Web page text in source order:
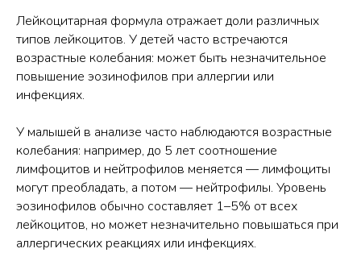
Лейкоцитарная формула отражает доли различных
типов лейкоцитов. У детей часто встречаются
возрастные колебания: может быть незначительное
повышение эозинофилов при аллергии или
инфекциях.
У малышей в анализе часто наблюдаются возрастные
колебания: например, до 5 лет соотношение
лимфоцитов и нейтрофилов меняется — лимфоциты
могут преобладать, а потом — нейтрофилы. Уровень
эозинофилов обычно составляет 1–5% от всех
лейкоцитов, но может незначительно повышаться при
аллергических реакциях или инфекциях.